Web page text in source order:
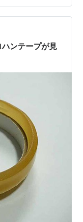
抑える「制汗
対策の基本アイテ
＝朝の出かける
ンテープが見